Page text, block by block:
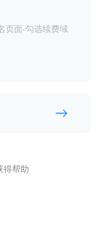
页面-勾选续费域
得帮助